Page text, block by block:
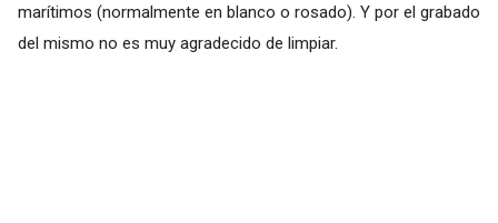
marítimos (normalmente en blanco o rosado). Y por el grabado
del mismo no es muy agradecido de limpiar.